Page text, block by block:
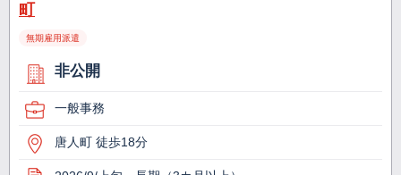
町
無期雇用派遣
非公開
一般事務
唐人町 徒歩18分